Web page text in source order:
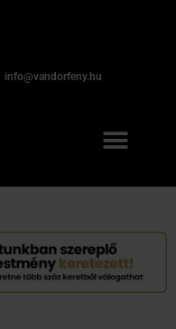
info@vandorfeny.hu